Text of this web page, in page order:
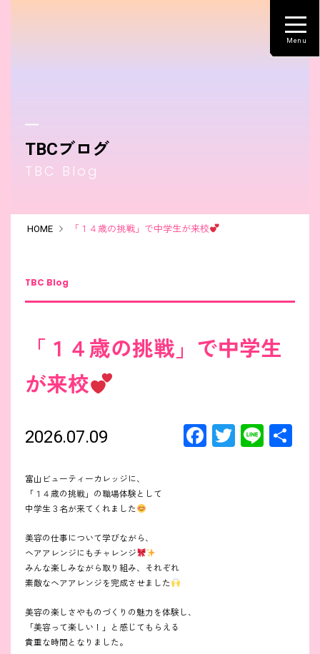
TBCブログ
TBC Blog
HOME 「１４歳の挑戦」で中学生が来校
TBC Blog
「１４歳の挑戦」で中学生
が来校
2026.07.09
F
T
Li
富山ビューティーカレッジに、
「１４歳の挑戦」の職場体験として
中学生３名が来てくれました
美容の仕事について学びながら、
ヘアアレンジにもチャレンジ
みんな楽しみながら取り組み、それぞれ
素敵なヘアアレンジを完成させました
美容の楽しさやものづくりの魅力を体験し、
「美容って楽しい！」と感じてもらえる
貴重な時間となりました。